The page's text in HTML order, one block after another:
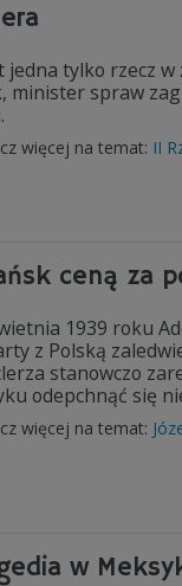
jedna tylko rzecz
minister spraw
więcej na temat: II
ceną za
1939 roku
z Polską
stanowczo
odepchnąć się
więcej na temat:
w